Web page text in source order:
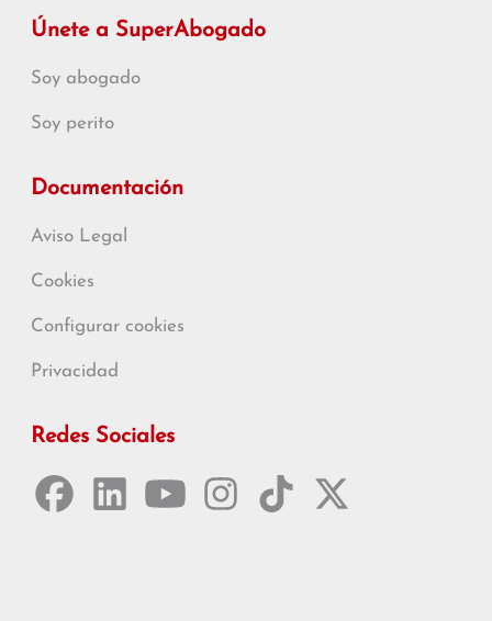
Únete a SuperAbogado
Soy abogado
Soy perito
Documentación
Aviso Legal
Cookies
Configurar cookies
Privacidad
Redes Sociales